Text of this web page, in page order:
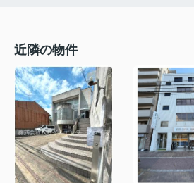
近隣の物件